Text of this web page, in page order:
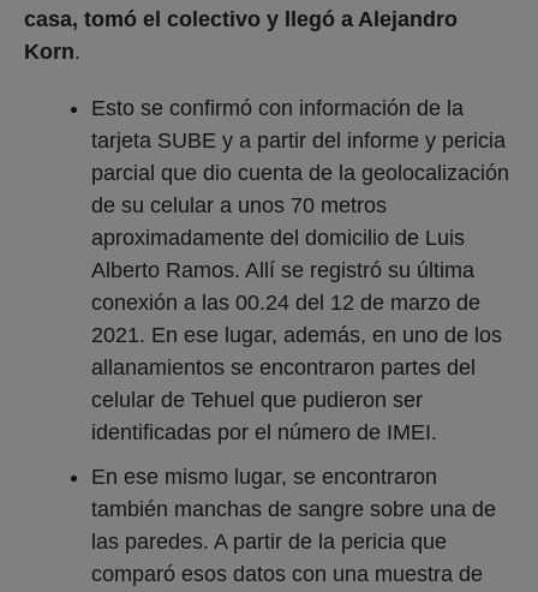
casa, tomó el colectivo y llegó a Alejandro
Korn.
Esto se confirmó con información de la
tarjeta SUBE y a partir del informe y pericia
parcial que dio cuenta de la geolocalización
de su celular a unos 70 metros
aproximadamente del domicilio de Luis
Alberto Ramos. Allí se registró su última
conexión a las 00.24 del 12 de marzo de
2021. En ese lugar, además, en uno de los
allanamientos se encontraron partes del
celular de Tehuel que pudieron ser
identificadas por el número de IMEI.
En ese mismo lugar, se encontraron
también manchas de sangre sobre una de
las paredes. A partir de la pericia que
comparó esos datos con una muestra de